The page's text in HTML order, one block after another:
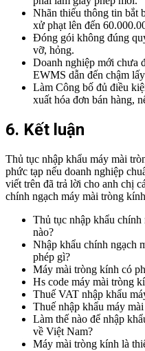
Nhãn thiếu thông tin bắt
xử phạt lên đến
Đóng gói không đúng
vỡ, hỏng.
Doanh nghiệp mới chưa
EWMS dẫn đến chậm
Làm Công bố đủ điều
xuất hóa đơn bán hàng,
6. Kết luận
Thủ tục nhập khẩu máy mài
phức tạp nếu doanh nghiệp
viết trên đã trả lời cho anh chị
chính ngạch máy mài tròng
Thủ tục nhập khẩu
nào?
Nhập khẩu chính ngạch
phép gì?
Máy mài tròng kính có
Hs code máy mài tròng
Thuế VAT nhập khẩu
Thuế nhập khẩu máy
Làm thế nào để nhập
về Việt Nam?
Máy mài tròng kính là